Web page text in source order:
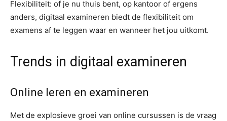
Flexibiliteit: of je nu thuis bent, op kantoor of ergens
anders, digitaal examineren biedt de flexibiliteit om
examens af te leggen waar en wanneer het jou uitkomt.
Trends in digitaal examineren
Online leren en examineren
Met de explosieve groei van online cursussen is de vraag